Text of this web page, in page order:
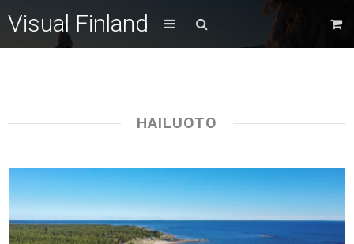
Visual Finland
HAILUOTO